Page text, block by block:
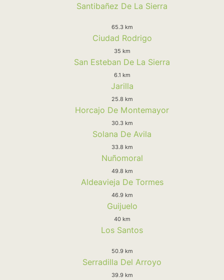
Santibañez De La Sierra
65.3 km
Ciudad Rodrigo
35 km
San Esteban De La Sierra
6.1 km
Jarilla
25.8 km
Horcajo De Montemayor
30.3 km
Solana De Avila
33.8 km
Nuñomoral
49.8 km
Aldeavieja De Tormes
46.9 km
Guijuelo
40 km
Los Santos
50.9 km
Serradilla Del Arroyo
39.9 km